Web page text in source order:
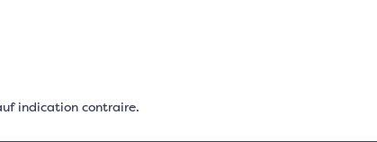
indication contraire.